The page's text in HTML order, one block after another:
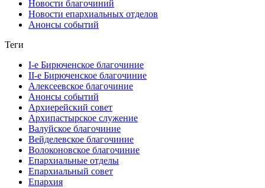
Новости благочиний
Новости епархиальных отделов
Анонсы событий
Теги
I-е Бирюченское благочиние
II-е Бирюченское благочиние
Алексеевское благочиние
Анонсы событий
Архиерейский совет
Архипастырское служение
Валуйское благочиние
Вейделевское благочиние
Волоконовское благочиние
Епархиальные отделы
Епархиальный совет
Епархия